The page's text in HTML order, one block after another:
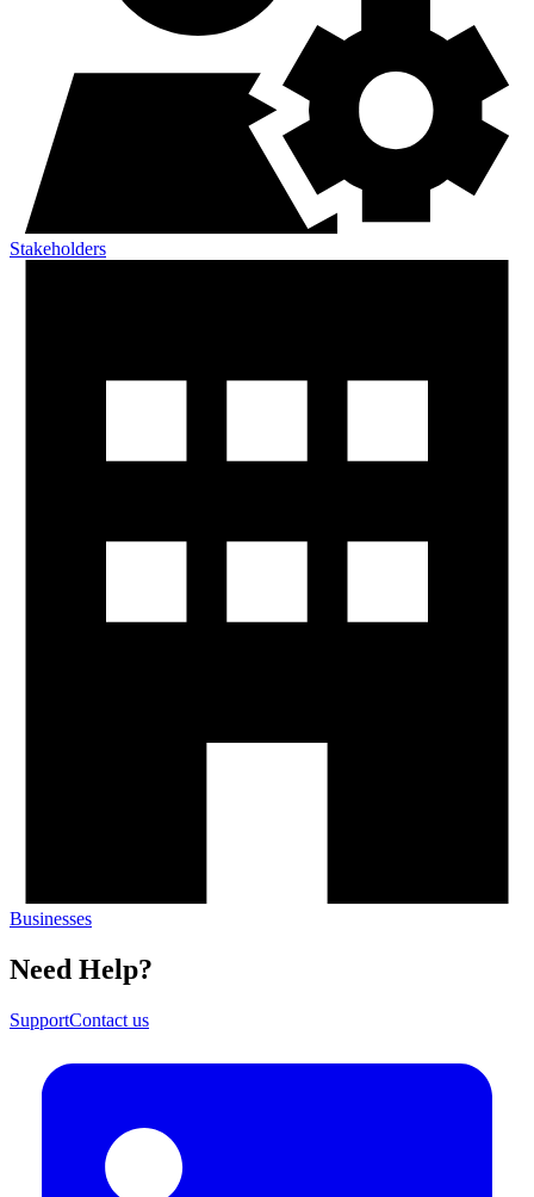
Stakeholders​​​​‌ ‍ ​‍​‍‌‍ ‌ ​‍‌‍‍‌‌‍‌ ‌‍‍‌‌‍ ‍​‍​‍​ ‍‍​‍​‍‌ ​ ‌‍​‌‌‍ ‍‌‍‍‌‌ ‌​‌ ‍‌​‍ ‍‌‍‍‌‌‍ ​‍​‍​‍ ​​‍​‍‌‍‍​‌ ​‍‌‍‌‌‌‍‌‍​‍​‍​ ‍‍​‍​‍‌‍‍​‌ ‌​‌ ‌​‌ ​​​ ‍‍​‍ ​‍ ‌‍ ​‌‍ ‌‍​ ‌‍​‌‌‍ ​‌‍‍​‌‍ ‌ ​ ‌ ‌​​ ‍‍​ ​ ​ ​ ​ ​ ​ ​ ​‍ ‌‍‍‌‌‍ ‍‌ ‌​‌‍‌‌‌‍ ‍‌ ‌​​‍ ‌‍‌‌‌‍‌​‌‍‍‌‌ ‌​​‍ ‌‍ ‌‌‍ ‌‍‌​‌‍‌‌​ ‌‌ ​​‌ ​‍‌‍‌‌‌ ​ ‌‍‌‌‌‍ ‍‌ ‌​‌‍​‌‌ ‌​‌‍‍‌‌‍ ‌‍ ‍​ ‍ ‌‍‍‌‌‍‌​​ ‌‌‍‌​​ ​‌‌‍​‍​ ‍​​ ‌​‌‍​‌​ ​​​ ‍​​‍ ‌​ ‌​​ ​ ​ ​‍​ ‌​​‍ ‌​ ‌​​ ‍​‌‍‌‍‌‍‌‍​‍ ‌‌‍​‌​ ‌​​ ​ ​ ‌‍​‍ ‌​ ‌​​ ​‍​ ‌ ​ ​​​ ‌‍‌‍​‍‌‍​‍​ ​‌​ ​ ‌‍‌​‌‍‌‍‌‍‌‌​ ‍ ‌ ‌​‌ ‍‌‌ ​​‌‍‌‌​ ‌‌‍​‌‌ ‌‌‌‍‌​‌‍‍‌‌‍‌‌‌‍ ‍‌‍​ ‌‍‌‌​ ‍ ‌ ​​‌‍​‌‌ ‌​‌‍‍​​ ‌‌ ‌​‌‍‍‌‌ ‌​‌‍ ​‌‍‌‌​ ‌‍​‍‌‍​‌‌ ​ ‌‍‌‌‌‌‌‌‌ ​‍‌‍ ​​ ‌‌‍‍​‌ ‌​‌ ‌​‌ ​​​‍‌‌​ ​ ‌​​‌​‍‌‌​ ​‍‌​‌‍​‍‌‌​ ​‍‌​‌‍‌‍ ​‌‍ ‌‍​ ‌‍​‌‌‍ ​‌‍‍​‌‍ ‌ ​ ‌ ‌​​‍‌‌​ ​ ‌​​‌​ ​ ​ ​ ​ ​ ​ ​ ​‍‌‍‌‍‍‌‌‍‌​​ ‌‌‍‌​​ ​‌‌‍​‍​ ‍​​ ‌​‌‍​‌​ ​​​ ‍​​‍ ‌​ ‌​​ ​ ​ ​‍​ ‌​​‍ ‌​ ‌​​ ‍​‌‍‌‍‌‍‌‍​‍ ‌‌‍​‌​ ‌​​ ​ ​ ‌‍​‍ ‌​ ‌​​ ​‍​ ‌ ​ ​​​ ‌‍‌‍​‍‌‍​‍​ ​‌​ ​ ‌‍‌​‌‍‌‍‌‍‌‌​‍‌‍‌ ‌​‌ ‍‌‌ ​​‌‍‌‌​ ‌‌‍​‌‌ ‌‌‌‍‌​‌‍‍‌‌‍‌‌‌‍ ‍‌‍​ ‌‍‌‌​‍‌‍‌ ​​‌‍​‌‌ ‌​‌‍‍​​ ‌‌ ‌​‌‍‍‌‌ ‌​‌‍ ​‌‍‌‌​‍‌‍‌ ​​‌‍‌‌‌ ​‍‌ ​ ‌ ​​‌‍‌‌‌‍​ ‌ ‌​‌‍‍‌‌ ‌‍‌‍‌‌​ ‌‌ ​​‌ ‌‌‌‍​‍‌‍ ​‌‍‍‌‌ ​ ‌‍‍​‌‍‌‌‌‍‌​​‍​‍‌ ‌
Businesses​​​​‌ ‍ ​‍​‍‌‍ ‌ ​‍‌‍‍‌‌‍‌ ‌‍‍‌‌‍ ‍​‍​‍​ ‍‍​‍​‍‌ ​ ‌‍​‌‌‍ ‍‌‍‍‌‌ ‌​‌ ‍‌​‍ ‍‌‍‍‌‌‍ ​‍​‍​‍ ​​‍​‍‌‍‍​‌ ​‍‌‍‌‌‌‍‌‍​‍​‍​ ‍‍​‍​‍‌‍‍​‌ ‌​‌ ‌​‌ ​​​ ‍‍​‍ ​‍ ‌‍ ​‌‍ ‌‍​ ‌‍​‌‌‍ ​‌‍‍​‌‍ ‌ ​ ‌ ‌​​ ‍‍​ ​ ​ ​ ​ ​ ​ ​ ​‍ ‌‍‍‌‌‍ ‍‌ ‌​‌‍‌‌‌‍ ‍‌ ‌​​‍ ‌‍‌‌‌‍‌​‌‍‍‌‌ ‌​​‍ ‌‍ ‌‌‍ ‌‍‌​‌‍‌‌​ ‌‌ ​​‌ ​‍‌‍‌‌‌ ​ ‌‍‌‌‌‍ ‍‌ ‌​‌‍​‌‌ ‌​‌‍‍‌‌‍ ‌‍ ‍​ ‍ ‌‍‍‌‌‍‌​​ ‌‌‍​‌​ ​ ​ ​​​ ‍​​ ‍‌​ ​​​ ‍​​ ‌‌​‍ ‌​ ‍‌​ ​​​ ‌‍​ ‍​​‍ ‌​ ‌​‌‍‌‌​ ‌‌‌‍‌‍​‍ ‌​ ‍‌​ ​ ​ ‍‌​ ​ ​‍ ‌‌‍‌‍​ ‌‌​ ‌‍‌‍​ ​ ​‌​ ​​​ ‍​‌‍‌​​ ‌‍​ ‌‍​ ‍‌​ ​‍​ ‍ ‌ ‌​‌ ‍‌‌ ​​‌‍‌‌​ ‌‌‍​‌‌ ‌‌‌‍‌​‌‍‍‌‌‍‌‌‌‍ ‍‌‍​ ‌‍‌‌​ ‍ ‌ ​​‌‍​‌‌ ‌​‌‍‍​​ ‌‌ ‌​‌‍‍‌‌ ‌​‌‍ ​‌‍‌‌​ ‌‍​‍‌‍​‌‌ ​ ‌‍‌‌‌‌‌‌‌ ​‍‌‍ ​​ ‌‌‍‍​‌ ‌​‌ ‌​‌ ​​​‍‌‌​ ​ ‌​​‌​‍‌‌​ ​‍‌​‌‍​‍‌‌​ ​‍‌​‌‍‌‍ ​‌‍ ‌‍​ ‌‍​‌‌‍ ​‌‍‍​‌‍ ‌ ​ ‌ ‌​​‍‌‌​ ​ ‌​​‌​ ​ ​ ​ ​ ​ ​ ​ ​‍‌‍‌‍‍‌‌‍‌​​ ‌‌‍​‌​ ​ ​ ​​​ ‍​​ ‍‌​ ​​​ ‍​​ ‌‌​‍ ‌​ ‍‌​ ​​​ ‌‍​ ‍​​‍ ‌​ ‌​‌‍‌‌​ ‌‌‌‍‌‍​‍ ‌​ ‍‌​ ​ ​ ‍‌​ ​ ​‍ ‌‌‍‌‍​ ‌‌​ ‌‍‌‍​ ​ ​‌​ ​​​ ‍​‌‍‌​​ ‌‍​ ‌‍​ ‍‌​ ​‍​‍‌‍‌ ‌​‌ ‍‌‌ ​​‌‍‌‌​ ‌‌‍​‌‌ ‌‌‌‍‌​‌‍‍‌‌‍‌‌‌‍ ‍‌‍​ ‌‍‌‌​‍‌‍‌ ​​‌‍​‌‌ ‌​‌‍‍​​ ‌‌ ‌​‌‍‍‌‌ ‌​‌‍ ​‌‍‌‌​‍‌‍‌ ​​‌‍‌‌‌ ​‍‌ ​ ‌ ​​‌‍‌‌‌‍​ ‌ ‌​‌‍‍‌‌ ‌‍‌‍‌‌​ ‌‌ ​​‌ ‌‌‌‍​‍‌‍ ​‌‍‍‌‌ ​ ‌‍‍​‌‍‌‌‌‍‌​​‍​‍‌ ‌
Need Help?​​​​‌ ‍ ​‍​‍‌‍ ‌ ​‍‌‍‍‌‌‍‌ ‌‍‍‌‌‍ ‍​‍​‍​ ‍‍​‍​‍‌ ​ ‌‍​‌‌‍ ‍‌‍‍‌‌ ‌​‌ ‍‌​‍ ‍‌‍‍‌‌‍ ​‍​‍​‍ ​​‍​‍‌‍‍​‌ ​‍‌‍‌‌‌‍‌‍​‍​‍​ ‍‍​‍​‍‌‍‍​‌ ‌​‌ ‌​‌ ​​​ ‍‍​‍ ​‍ ‌‍ ​‌‍ ‌‍​ ‌‍​‌‌‍ ​‌‍‍​‌‍ ‌ ​ ‌ ‌​​ ‍‍​ ​ ​ ​ ​ ​ ​ ​ ​‍ ‌‍‍‌‌‍ ‍‌ ‌​‌‍‌‌‌‍ ‍‌ ‌​​‍ ‌‍‌‌‌‍‌​‌‍‍‌‌ ‌​​‍ ‌‍ ‌‌‍ ‌‍‌​‌‍‌‌​ ‌‌ ​​‌ ​‍‌‍‌‌‌ ​ ‌‍‌‌‌‍ ‍‌ ‌​‌‍​‌‌ ‌​‌‍‍‌‌‍ ‌‍ ‍​ ‍ ‌‍‍‌‌‍‌​​ ‌‌ ​ ‌‍‍‌‌ ‌​‌‍‌‌‌​‌‍‌‍ ‌‍ ‌ ‌​‌‍‌‌‌ ​‍​ ‍ ‌ ‌​‌ ‍‌‌ ​​‌‍‌‌​ ‌‌‍‌‍‌‍ ‌‍ ‌ ‌​‌‍‌‌‌ ​‍​ ‍ ‌ ​​‌‍​‌‌ ‌​‌‍‍​​ ‌‌‍ ‌‌‍‌‌‌‍ ‍‌ ‌‌‌ ​ ​‍‌‌​ ‌‌‌​​‍‌‌ ‌‍‍ ‌‍‌‌‌ ‍‌​‍‌‌​ ​ ‌​‌​​‍‌‌​ ​ ‌​‌​​‍‌‌​ ​‍​ ​‍‌‍‌‌‌‍‌‍​ ​‌​ ‌ ​ ​‌‌‍​ ‌‍‌‌‌‍​‌​ ‍‌‌‍‌​​ ​‍‌‍​ ​‍‌‌​ ​‍​ ​‍​‍‌‌​ ‌‌‌​‌​​‍ ‍‌‍‍​‌‍‌‌‌‍​‌‌‍‌​‌‍‍‌‌‍ ‍‌‍‌ ​ ‌‍​‍‌‍​‌‌ ​ ‌‍‌‌‌‌‌‌‌ ​‍‌‍ ​​ ‌‌‍‍​‌ ‌​‌ ‌​‌ ​​​‍‌‌​ ​ ‌​​‌​‍‌‌​ ​‍‌​‌‍​‍‌‌​ ​‍‌​‌‍‌‍ ​‌‍ ‌‍​ ‌‍​‌‌‍ ​‌‍‍​‌‍ ‌ ​ ‌ ‌​​‍‌‌​ ​ ‌​​‌​ ​ ​ ​ ​ ​ ​ ​ ​‍‌‍‌‍‍‌‌‍‌​​ ‌‌ ​ ‌‍‍‌‌ ‌​‌‍‌‌‌​‌‍‌‍ ‌‍ ‌ ‌​‌‍‌‌‌ ​‍​‍‌‍‌ ‌​‌ ‍‌‌ ​​‌‍‌‌​ ‌‌‍‌‍‌‍ ‌‍ ‌ ‌​‌‍‌‌‌ ​‍​‍‌‍‌ ​​‌‍​‌‌ ‌​‌‍‍​​ ‌‌‍ ‌‌‍‌‌‌‍ ‍‌ ‌‌‌ ​ ​‍‌‌​ ‌‌‌​​‍‌‌ ‌‍‍ ‌‍‌‌‌ ‍‌​‍‌‌​ ​ ‌​‌​​‍‌‌​ ​ ‌​‌​​‍‌‌​ ​‍​ ​‍‌‍‌‌‌‍‌‍​ ​‌​ ‌ ​ ​‌‌‍​ ‌‍‌‌‌‍​‌​ ‍‌‌‍‌​​ ​‍‌‍​ ​‍‌‌​ ​‍​ ​‍​‍‌‌​ ‌‌‌​‌​​‍ ‍‌‍‍​‌‍‌‌‌‍​‌‌‍‌​‌‍‍‌‌‍ ‍‌‍‌ ​‍‌‍‌ ​​‌‍‌‌‌ ​‍‌ ​ ‌ ​​‌‍‌‌‌‍​ ‌ ‌​‌‍‍‌‌ ‌‍‌‍‌‌​ ‌‌ ​​‌ ‌‌‌‍​‍‌‍ ​‌‍‍‌‌ ​ ‌‍‍​‌‍‌‌‌‍‌​​‍​‍‌ ‌
Support​​​​‌ ‍ ​‍​‍‌‍ ‌ ​‍‌‍‍‌‌‍‌ ‌‍‍‌‌‍ ‍​‍​‍​ ‍‍​‍​‍‌ ​ ‌‍​‌‌‍ ‍‌‍‍‌‌ ‌​‌ ‍‌​‍ ‍‌‍‍‌‌‍ ​‍​‍​‍ ​​‍​‍‌‍‍​‌ ​‍‌‍‌‌‌‍‌‍​‍​‍​ ‍‍​‍​‍‌‍‍​‌ ‌​‌ ‌​‌ ​​​ ‍‍​‍ ​‍ ‌‍ ​‌‍ ‌‍​ ‌‍​‌‌‍ ​‌‍‍​‌‍ ‌ ​ ‌ ‌​​ ‍‍​ ​ ​ ​ ​ ​ ​ ​ ​‍ ‌‍‍‌‌‍ ‍‌ ‌​‌‍‌‌‌‍ ‍‌ ‌​​‍ ‌‍‌‌‌‍‌​‌‍‍‌‌ ‌​​‍ ‌‍ ‌‌‍ ‌‍‌​‌‍‌‌​ ‌‌ ​​‌ ​‍‌‍‌‌‌ ​ ‌‍‌‌‌‍ ‍‌ ‌​‌‍​‌‌ ‌​‌‍‍‌‌‍ ‌‍ ‍​ ‍ ‌‍‍‌‌‍‌​​ ‌‌ ​ ‌‍‍‌‌ ‌​‌‍‌‌‌​‌‍‌‍ ‌‍ ‌ ‌​‌‍‌‌‌ ​‍​ ‍ ‌ ‌​‌ ‍‌‌ ​​‌‍‌‌​ ‌‌‍‌‍‌‍ ‌‍ ‌ ‌​‌‍‌‌‌ ​‍​ ‍ ‌ ​​‌‍​‌‌ ‌​‌‍‍​​ ‌‌‍ ‌‌‍‌‌‌‍ ‍‌ ‌‌‌ ​ ​‍‌‌​ ‌‌‌​​‍‌‌ ‌‍‍ ‌‍‌‌‌ ‍‌​‍‌‌​ ​ ‌​‌​​‍‌‌​ ​ ‌​‌​​‍‌‌​ ​‍​ ​‍‌‍‌‌‌‍‌‍​ ​‌​ ‌ ​ ​‌‌‍​ ‌‍‌‌‌‍​‌​ ‍‌‌‍‌​​ ​‍‌‍​ ​‍‌‌​ ​‍​ ​‍​‍‌‌​ ‌‌‌​‌​​‍ ‍‌‍‍‌‌ ‌​‌‍‌‌‌‍ ‌‌ ​ ​‍‌‌​ ‌‌‌​​‍‌‌ ‌‍‍ ‌‍‌‌‌ ‍‌​‍‌‌​ ​ ‌​‌​​‍‌‌​ ​ ‌​‌​​‍‌‌​ ​‍​ ​‍‌‍​‌​ ‌‌​ ‍‌‌‍‌‍‌‍‌‌‌‍‌​‌‍​ ​ ​‍‌‍​‌‌‍‌​‌‍​‌‌‍​‍​‍‌‌​ ​‍​ ​‍​‍‌‌​ ‌‌‌​‌​​‍ ‍‌ ‌​‌‍‌‌‌ ‍​‌ ‌​​ ‌‍​‍‌‍​‌‌ ​ ‌‍‌‌‌‌‌‌‌ ​‍‌‍ ​​ ‌‌‍‍​‌ ‌​‌ ‌​‌ ​​​‍‌‌​ ​ ‌​​‌​‍‌‌​ ​‍‌​‌‍​‍‌‌​ ​‍‌​‌‍‌‍ ​‌‍ ‌‍​ ‌‍​‌‌‍ ​‌‍‍​‌‍ ‌ ​ ‌ ‌​​‍‌‌​ ​ ‌​​‌​ ​ ​ ​ ​ ​ ​ ​ ​‍‌‍‌‍‍‌‌‍‌​​ ‌‌ ​ ‌‍‍‌‌ ‌​‌‍‌‌‌​‌‍‌‍ ‌‍ ‌ ‌​‌‍‌‌‌ ​‍​‍‌‍‌ ‌​‌ ‍‌‌ ​​‌‍‌‌​ ‌‌‍‌‍‌‍ ‌‍ ‌ ‌​‌‍‌‌‌ ​‍​‍‌‍‌ ​​‌‍​‌‌ ‌​‌‍‍​​ ‌‌‍ ‌‌‍‌‌‌‍ ‍‌ ‌‌‌ ​ ​‍‌‌​ ‌‌‌​​‍‌‌ ‌‍‍ ‌‍‌‌‌ ‍‌​‍‌‌​ ​ ‌​‌​​‍‌‌​ ​ ‌​‌​​‍‌‌​ ​‍​ ​‍‌‍‌‌‌‍‌‍​ ​‌​ ‌ ​ ​‌‌‍​ ‌‍‌‌‌‍​‌​ ‍‌‌‍‌​​ ​‍‌‍​ ​‍‌‌​ ​‍​ ​‍​‍‌‌​ ‌‌‌​‌​​‍ ‍‌‍‍‌‌ ‌​‌‍‌‌‌‍ ‌‌ ​ ​‍‌‌​ ‌‌‌​​‍‌‌ ‌‍‍ ‌‍‌‌‌ ‍‌​‍‌‌​ ​ ‌​‌​​‍‌‌​ ​ ‌​‌​​‍‌‌​ ​‍​ ​‍‌‍​‌​ ‌‌​ ‍‌‌‍‌‍‌‍‌‌‌‍‌​‌‍​ ​ ​‍‌‍​‌‌‍‌​‌‍​‌‌‍​‍​‍‌‌​ ​‍​ ​‍​‍‌‌​ ‌‌‌​‌​​‍ ‍‌ ‌​‌‍‌‌‌ ‍​‌ ‌​​‍‌‍‌ ​​‌‍‌‌‌ ​‍‌ ​ ‌ ​​‌‍‌‌‌‍​ ‌ ‌​‌‍‍‌‌ ‌‍‌‍‌‌​ ‌‌ ​​‌ ‌‌‌‍​‍‌‍ ​‌‍‍‌‌ ​ ‌‍‍​‌‍‌‌‌‍‌​​‍​‍‌ ‌Contact us​​​​‌ ‍ ​‍​‍‌‍ ‌ ​‍‌‍‍‌‌‍‌ ‌‍‍‌‌‍ ‍​‍​‍​ ‍‍​‍​‍‌ ​ ‌‍​‌‌‍ ‍‌‍‍‌‌ ‌​‌ ‍‌​‍ ‍‌‍‍‌‌‍ ​‍​‍​‍ ​​‍​‍‌‍‍​‌ ​‍‌‍‌‌‌‍‌‍​‍​‍​ ‍‍​‍​‍‌‍‍​‌ ‌​‌ ‌​‌ ​​​ ‍‍​‍ ​‍ ‌‍ ​‌‍ ‌‍​ ‌‍​‌‌‍ ​‌‍‍​‌‍ ‌ ​ ‌ ‌​​ ‍‍​ ​ ​ ​ ​ ​ ​ ​ ​‍ ‌‍‍‌‌‍ ‍‌ ‌​‌‍‌‌‌‍ ‍‌ ‌​​‍ ‌‍‌‌‌‍‌​‌‍‍‌‌ ‌​​‍ ‌‍ ‌‌‍ ‌‍‌​‌‍‌‌​ ‌‌ ​​‌ ​‍‌‍‌‌‌ ​ ‌‍‌‌‌‍ ‍‌ ‌​‌‍​‌‌ ‌​‌‍‍‌‌‍ ‌‍ ‍​ ‍ ‌‍‍‌‌‍‌​​ ‌‌ ​ ‌‍‍‌‌ ‌​‌‍‌‌‌​‌‍‌‍ ‌‍ ‌ ‌​‌‍‌‌‌ ​‍​ ‍ ‌ ‌​‌ ‍‌‌ ​​‌‍‌‌​ ‌‌‍‌‍‌‍ ‌‍ ‌ ‌​‌‍‌‌‌ ​‍​ ‍ ‌ ​​‌‍​‌‌ ‌​‌‍‍​​ ‌‌‍ ‌‌‍‌‌‌‍ ‍‌ ‌‌‌ ​ ​‍‌‌​ ‌‌‌​​‍‌‌ ‌‍‍ ‌‍‌‌‌ ‍‌​‍‌‌​ ​ ‌​‌​​‍‌‌​ ​ ‌​‌​​‍‌‌​ ​‍​ ​‍‌‍‌‌‌‍‌‍​ ​‌​ ‌ ​ ​‌‌‍​ ‌‍‌‌‌‍​‌​ ‍‌‌‍‌​​ ​‍‌‍​ ​‍‌‌​ ​‍​ ​‍​‍‌‌​ ‌‌‌​‌​​‍ ‍‌‍‍‌‌ ‌​‌‍‌‌‌‍ ‌‌ ​ ​‍‌‌​ ‌‌‌​​‍‌‌ ‌‍‍ ‌‍‌‌‌ ‍‌​‍‌‌​ ​ ‌​‌​​‍‌‌​ ​ ‌​‌​​‍‌‌​ ​‍​ ​‍​ ‍​‌‍​ ​ ‍​‌‍​‌‌‍‌​‌‍​‍​ ‌‌​ ​ ​ ​ ​ ‌‌​ ‌ ​ ‍​​‍‌‌​ ​‍​ ​‍​‍‌‌​ ‌‌‌​‌​​‍ ‍‌ ‌​‌‍‌‌‌ ‍​‌ ‌​​ ‌‍​‍‌‍​‌‌ ​ ‌‍‌‌‌‌‌‌‌ ​‍‌‍ ​​ ‌‌‍‍​‌ ‌​‌ ‌​‌ ​​​‍‌‌​ ​ ‌​​‌​‍‌‌​ ​‍‌​‌‍​‍‌‌​ ​‍‌​‌‍‌‍ ​‌‍ ‌‍​ ‌‍​‌‌‍ ​‌‍‍​‌‍ ‌ ​ ‌ ‌​​‍‌‌​ ​ ‌​​‌​ ​ ​ ​ ​ ​ ​ ​ ​‍‌‍‌‍‍‌‌‍‌​​ ‌‌ ​ ‌‍‍‌‌ ‌​‌‍‌‌‌​‌‍‌‍ ‌‍ ‌ ‌​‌‍‌‌‌ ​‍​‍‌‍‌ ‌​‌ ‍‌‌ ​​‌‍‌‌​ ‌‌‍‌‍‌‍ ‌‍ ‌ ‌​‌‍‌‌‌ ​‍​‍‌‍‌ ​​‌‍​‌‌ ‌​‌‍‍​​ ‌‌‍ ‌‌‍‌‌‌‍ ‍‌ ‌‌‌ ​ ​‍‌‌​ ‌‌‌​​‍‌‌ ‌‍‍ ‌‍‌‌‌ ‍‌​‍‌‌​ ​ ‌​‌​​‍‌‌​ ​ ‌​‌​​‍‌‌​ ​‍​ ​‍‌‍‌‌‌‍‌‍​ ​‌​ ‌ ​ ​‌‌‍​ ‌‍‌‌‌‍​‌​ ‍‌‌‍‌​​ ​‍‌‍​ ​‍‌‌​ ​‍​ ​‍​‍‌‌​ ‌‌‌​‌​​‍ ‍‌‍‍‌‌ ‌​‌‍‌‌‌‍ ‌‌ ​ ​‍‌‌​ ‌‌‌​​‍‌‌ ‌‍‍ ‌‍‌‌‌ ‍‌​‍‌‌​ ​ ‌​‌​​‍‌‌​ ​ ‌​‌​​‍‌‌​ ​‍​ ​‍​ ‍​‌‍​ ​ ‍​‌‍​‌‌‍‌​‌‍​‍​ ‌‌​ ​ ​ ​ ​ ‌‌​ ‌ ​ ‍​​‍‌‌​ ​‍​ ​‍​‍‌‌​ ‌‌‌​‌​​‍ ‍‌ ‌​‌‍‌‌‌ ‍​‌ ‌​​‍‌‍‌ ​​‌‍‌‌‌ ​‍‌ ​ ‌ ​​‌‍‌‌‌‍​ ‌ ‌​‌‍‍‌‌ ‌‍‌‍‌‌​ ‌‌ ​​‌ ‌‌‌‍​‍‌‍ ​‌‍‍‌‌ ​ ‌‍‍​‌‍‌‌‌‍‌​​‍​‍‌ ‌